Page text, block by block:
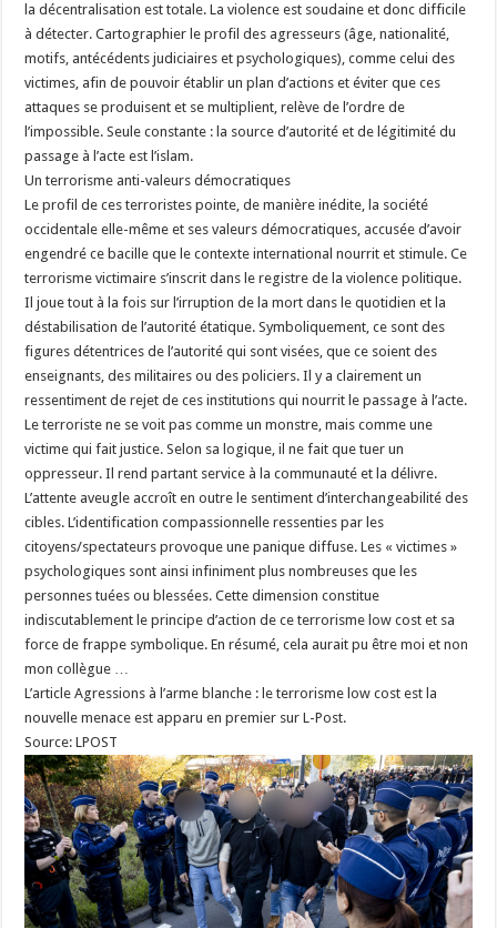
la décentralisation est totale. La violence est soudaine et donc difficile
à détecter. Cartographier le profil des agresseurs (âge, nationalité,
motifs, antécédents judiciaires et psychologiques), comme celui des
victimes, afin de pouvoir établir un plan d’actions et éviter que ces
attaques se produisent et se multiplient, relève de l’ordre de
l’impossible. Seule constante : la source d’autorité et de légitimité du
passage à l’acte est l’islam.
Un terrorisme anti-valeurs démocratiques
Le profil de ces terroristes pointe, de manière inédite, la société
occidentale elle-même et ses valeurs démocratiques, accusée d’avoir
engendré ce bacille que le contexte international nourrit et stimule. Ce
terrorisme victimaire s’inscrit dans le registre de la violence politique.
Il joue tout à la fois sur l’irruption de la mort dans le quotidien et la
déstabilisation de l’autorité étatique. Symboliquement, ce sont des
figures détentrices de l’autorité qui sont visées, que ce soient des
enseignants, des militaires ou des policiers. Il y a clairement un
ressentiment de rejet de ces institutions qui nourrit le passage à l’acte.
Le terroriste ne se voit pas comme un monstre, mais comme une
victime qui fait justice. Selon sa logique, il ne fait que tuer un
oppresseur. Il rend partant service à la communauté et la délivre.
L’attente aveugle accroît en outre le sentiment d’interchangeabilité des
cibles. L’identification compassionnelle ressenties par les
citoyens/spectateurs provoque une panique diffuse. Les « victimes »
psychologiques sont ainsi infiniment plus nombreuses que les
personnes tuées ou blessées. Cette dimension constitue
indiscutablement le principe d’action de ce terrorisme low cost et sa
force de frappe symbolique. En résumé, cela aurait pu être moi et non
mon collègue …
L’article Agressions à l’arme blanche : le terrorisme low cost est la
nouvelle menace est apparu en premier sur L-Post.
Source: LPOST